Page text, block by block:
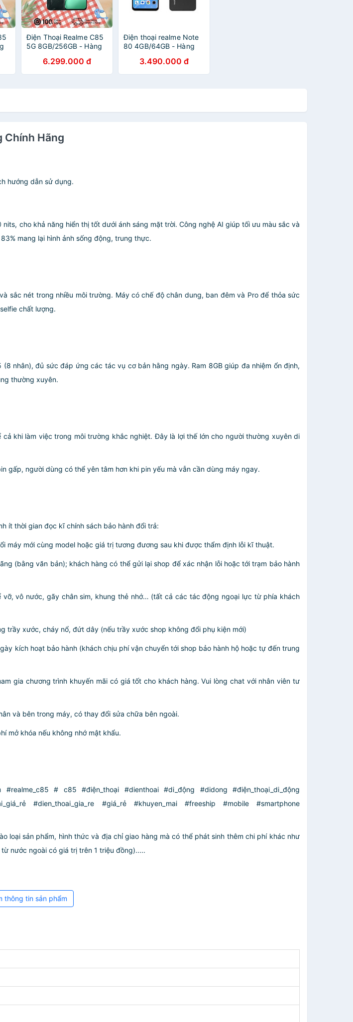
Điện Thoại Realme C85
5G 8GB/256GB - Hàng
6.299.000 đ
Điện thoại realme Note
80 4GB/64GB - Hàng
3.490.000 đ
Chính Hãng
hướng dẫn sử dụng.
cho khả năng hiển thị tốt dưới ánh sáng mặt trời. Công nghệ AI giúp tối ưu màu sắc và
mang lại hình ảnh sống động, trung thực.
sắc nét trong nhiều môi trường. Máy có chế độ chân dung, ban đêm và Pro để thỏa sức
chất lượng.
nhân), đủ sức đáp ứng các tác vụ cơ bản hằng ngày. Ram 8GB giúp đa nhiệm ổn định,
thường xuyên.
khi làm việc trong môi trường khắc nghiệt. Đây là lợi thế lớn cho người thường xuyên di
gấp, người dùng có thể yên tâm hơn khi pin yếu mà vẫn cần dùng máy ngay.
ít thời gian đọc kĩ chính sách bảo hành đổi trả:
mới cùng model hoặc giá trị tương đương sau khi được thẩm định lỗi kĩ thuật.
(bằng văn bản); khách hàng có thể gửi lại shop để xác nhận lỗi hoặc tới trạm bảo hành
vô nước, gãy chân sim, khung thẻ nhớ… (tất cả các tác động ngoại lực từ phía khách
trầy xước, cháy nổ, đứt dây (nếu trầy xước shop không đổi phụ kiện mới)
kích hoạt bảo hành (khách chịu phí vận chuyển tới shop bảo hành hộ hoặc tự đến trung
gia chương trình khuyến mãi có giá tốt cho khách hàng. Vui lòng chat với nhân viên tư
và bên trong máy, có thay đổi sửa chữa bên ngoài.
mở khóa nếu không nhớ mật khẩu.
#realme_c85 # c85 #điện_thoại #dienthoai #di_động #didong #điện_thoại_di_động
#dien_thoai_gia_re #giá_rẻ #khuyen_mai #freeship #mobile #smartphone
loại sản phẩm, hình thức và địa chỉ giao hàng mà có thể phát sinh thêm chi phí khác như
nước ngoài có giá trị trên 1 triệu đồng).....
thông tin sản phẩm